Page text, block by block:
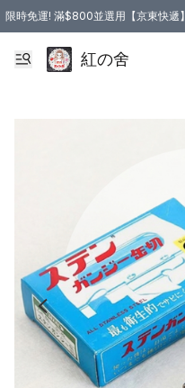
限時免運! 滿$800並選用【京東快遞】
紅の舍